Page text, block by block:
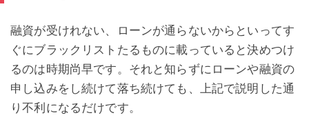
融資が受けれない、ローンが通らないからといってす
ぐにブラックリストたるものに載っていると決めつけ
るのは時期尚早です。それと知らずにローンや融資の
申し込みをし続けて落ち続けても、上記で説明した通
り不利になるだけです。